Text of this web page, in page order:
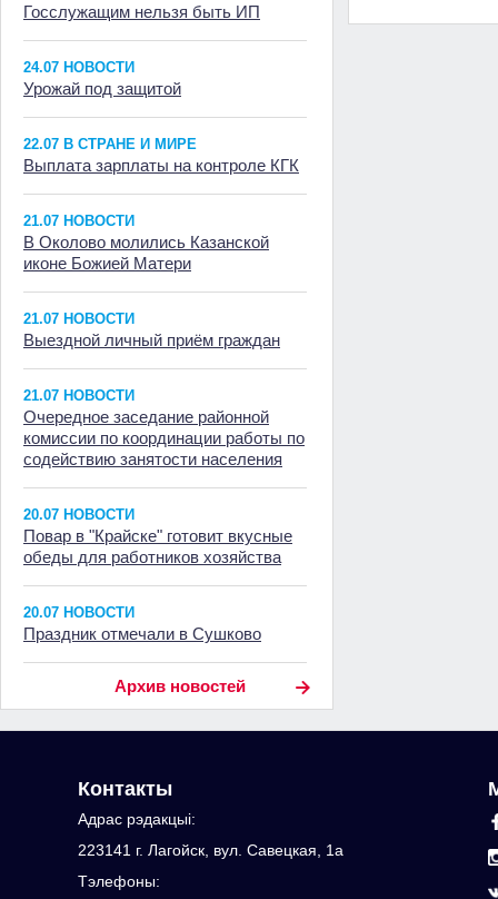
Госслужащим нельзя быть ИП
24.07 НОВОСТИ
Урожай под защитой
22.07 В СТРАНЕ И МИРЕ
Выплата зарплаты на контроле КГК
21.07 НОВОСТИ
В Околово молились Казанской
иконе Божией Матери
21.07 НОВОСТИ
Выездной личный приём граждан
21.07 НОВОСТИ
Очередное заседание районной
комиссии по координации работы по
содействию занятости населения
20.07 НОВОСТИ
Повар в "Крайске" готовит вкусные
обеды для работников хозяйства
20.07 НОВОСТИ
Праздник отмечали в Сушково
Архив новостей
Контакты
Адрас рэдакцыi:
223141 г. Лагойск, вул. Савецкая, 1а
Тэлефоны: